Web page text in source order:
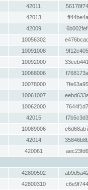
42011
42013
42009
10056302
10091008
10092000
10068006
10078000
10061007
10062000
42015
10089006
42014
420061
42800502
42800310